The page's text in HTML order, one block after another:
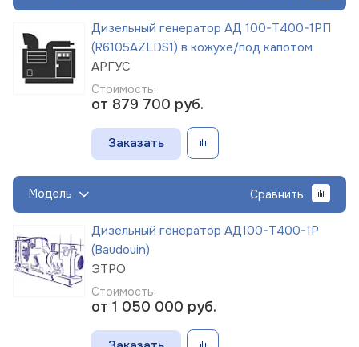
Дизельный генератор АД 100-Т400-1РП
(R6105AZLDS1) в кожухе/под капотом
АРГУС
Стоимость:
от 879 700 руб.
Заказать
Модель Сравнить
Дизельный генератор АД100-Т400-1Р
(Baudouin)
ЭТРО
Стоимость:
от 1 050 000 руб.